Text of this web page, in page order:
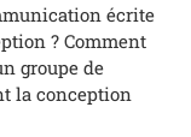
écrite
? Comment
groupe de
la conception